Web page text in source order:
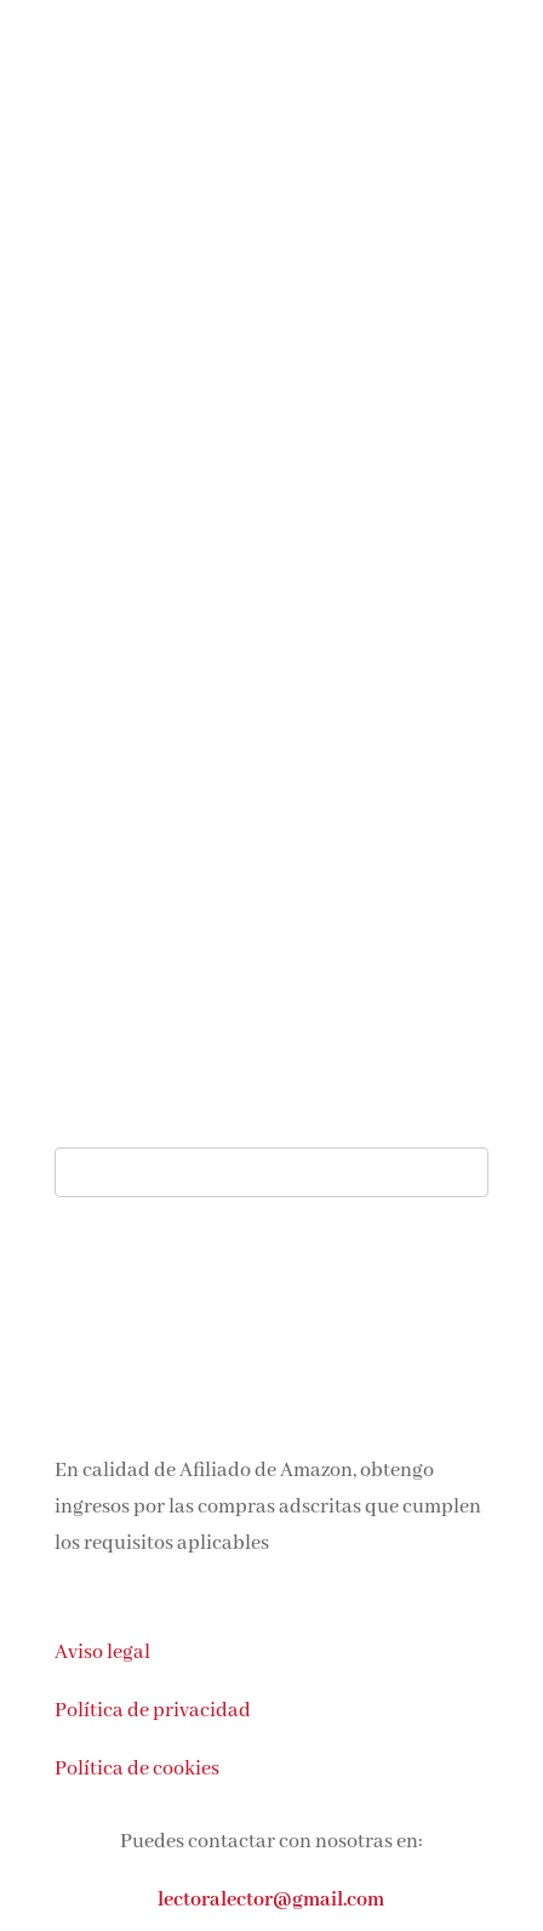
En calidad de Afiliado de Amazon, obtengo
ingresos por las compras adscritas que cumplen
los requisitos aplicables
Aviso legal
Política de privacidad
Política de cookies
Puedes contactar con nosotras en:
lectoralector@gmail.com